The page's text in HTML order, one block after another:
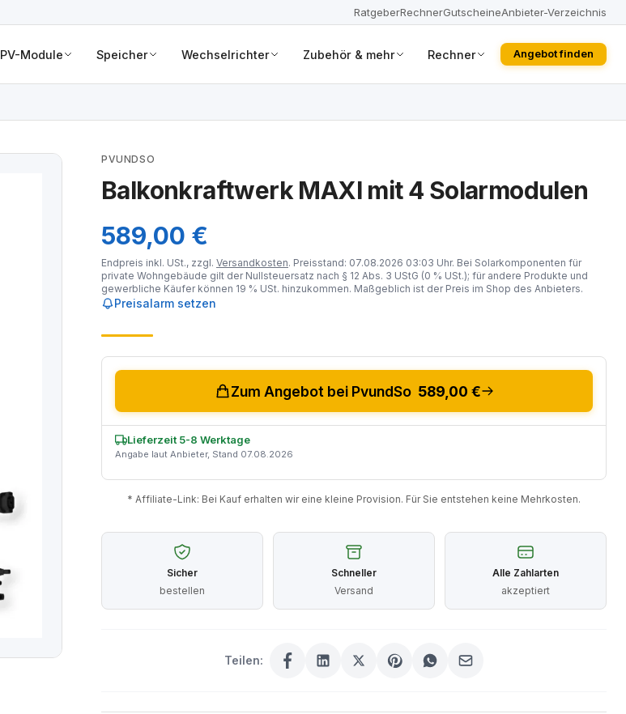
RatgeberRechnerGutscheineAnbieter-Verzeichnis
PV-Module Speicher Wechselrichter Zubehör & mehr Rechner Angebot finden
PVUNDSO
Balkonkraftwerk MAXI mit 4 Solarmodulen
589,00 €
Endpreis inkl. USt., zzgl. Versandkosten. Preisstand: 07.08.2026 03:03 Uhr. Bei Solarkomponenten für
private Wohngebäude gilt der Nullsteuersatz nach § 12 Abs. 3 UStG (0 % USt.); für andere Produkte und
gewerbliche Käufer können 19 % USt. hinzukommen. Maßgeblich ist der Preis im Shop des Anbieters.
Preisalarm setzen
Zum Angebot bei PvundSo 589,00 €
Lieferzeit 5-8 Werktage
Angabe laut Anbieter, Stand 07.08.2026
* Affiliate-Link: Bei Kauf erhalten wir eine kleine Provision. Für Sie entstehen keine Mehrkosten.
Sicher
bestellen
Schneller
Versand
Alle Zahlarten
akzeptiert
Teilen: